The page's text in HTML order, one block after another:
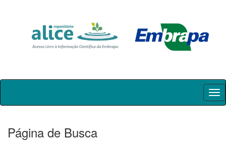
Skip
Página de Busca